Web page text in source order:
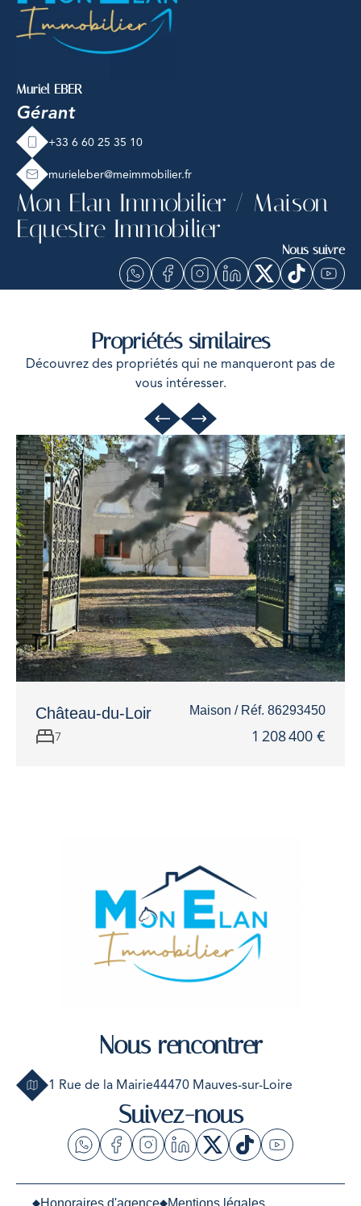
Muriel EBER
Gérant
+33 6 60 25 35 10
murieleber@meimmobilier.fr
Mon Elan Immobilier / Maison
Equestre Immobilier
Nous suivre
Propriétés similaires
Découvrez des propriétés qui ne manqueront pas de
vous intéresser.
Château-du-Loir Maison / Réf. 86293450
7 1 208 400 €
Nous rencontrer
1 Rue de la Mairie44470 Mauves-sur-Loire
Suivez-nous